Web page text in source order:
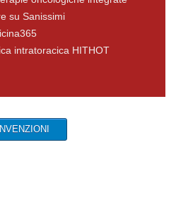
su Sanissimi
intratoracica HITHOT